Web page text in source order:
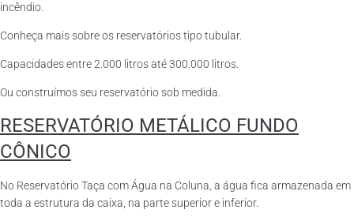
incêndio.
Conheça mais sobre os reservatórios tipo tubular.
Capacidades entre 2.000 litros até 300.000 litros.
Ou construímos seu reservatório sob medida.
RESERVATÓRIO METÁLICO FUNDO
CÔNICO
No Reservatório Taça com Água na Coluna, a água fica armazenada em
toda a estrutura da caixa, na parte superior e inferior.